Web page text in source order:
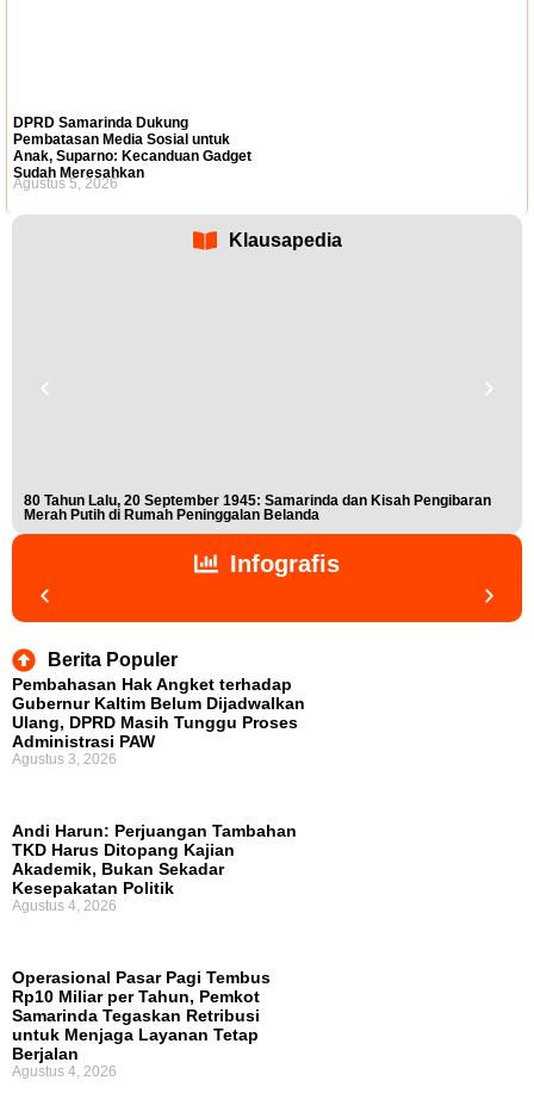
DPRD Samarinda Dukung
Pembatasan Media Sosial untuk
Anak, Suparno: Kecanduan Gadget
Sudah Meresahkan
Agustus 5, 2026
Berita Populer
Pembahasan Hak Angket terhadap
Gubernur Kaltim Belum Dijadwalkan
Ulang, DPRD Masih Tunggu Proses
Administrasi PAW
Agustus 3, 2026
Andi Harun: Perjuangan Tambahan
TKD Harus Ditopang Kajian
Akademik, Bukan Sekadar
Kesepakatan Politik
Agustus 4, 2026
Operasional Pasar Pagi Tembus
Rp10 Miliar per Tahun, Pemkot
Samarinda Tegaskan Retribusi
untuk Menjaga Layanan Tetap
Berjalan
Agustus 4, 2026
Klausapedia
80 Tahun Lalu, 20 September 1945: Samarinda dan Kisah Pengibaran
Merah Putih di Rumah Peninggalan Belanda
Infografis